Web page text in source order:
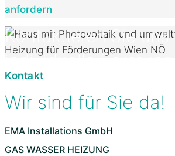
anfordern
Kontaktieren Sie uns
individuelle Beratung!
Kontakt
Wir sind für Sie da!
EMA Installations GmbH
GAS WASSER HEIZUNG